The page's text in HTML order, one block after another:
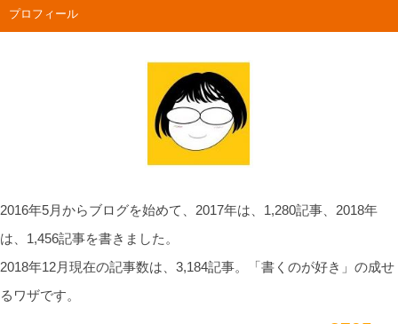
プロフィール
2016年5月からブログを始めて、2017年は、1,280記事、2018年
は、1,456記事を書きました。
2018年12月現在の記事数は、3,184記事。「書くのが好き」の成せ
るワザです。